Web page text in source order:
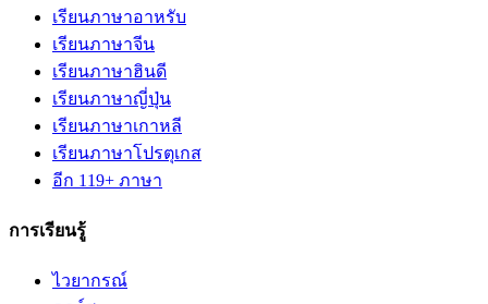
เรียนภาษาอาหรับ
เรียนภาษาจีน
เรียนภาษาฮินดี
เรียนภาษาญี่ปุ่น
เรียนภาษาเกาหลี
เรียนภาษาโปรตุเกส
อีก 119+ ภาษา
การเรียนรู้
ไวยากรณ์